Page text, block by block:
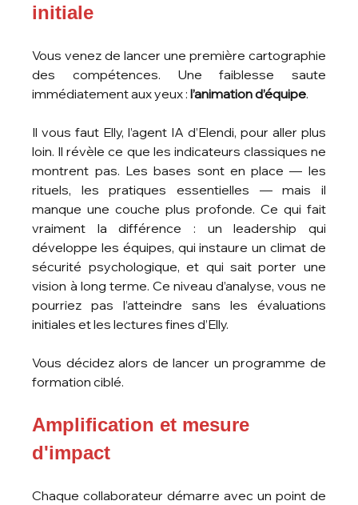
initiale
Vous venez de lancer une première cartographie
des compétences. Une faiblesse saute
immédiatement aux yeux : l’animation d’équipe.
Il vous faut Elly, l’agent IA d’Elendi, pour aller plus
loin. Il révèle ce que les indicateurs classiques ne
montrent pas. Les bases sont en place — les
rituels, les pratiques essentielles — mais il
manque une couche plus profonde. Ce qui fait
vraiment la différence : un leadership qui
développe les équipes, qui instaure un climat de
sécurité psychologique, et qui sait porter une
vision à long terme. Ce niveau d’analyse, vous ne
pourriez pas l’atteindre sans les évaluations
initiales et les lectures fines d’Elly.
Vous décidez alors de lancer un programme de
formation ciblé.
Amplification et mesure
d'impact
Chaque collaborateur démarre avec un point de